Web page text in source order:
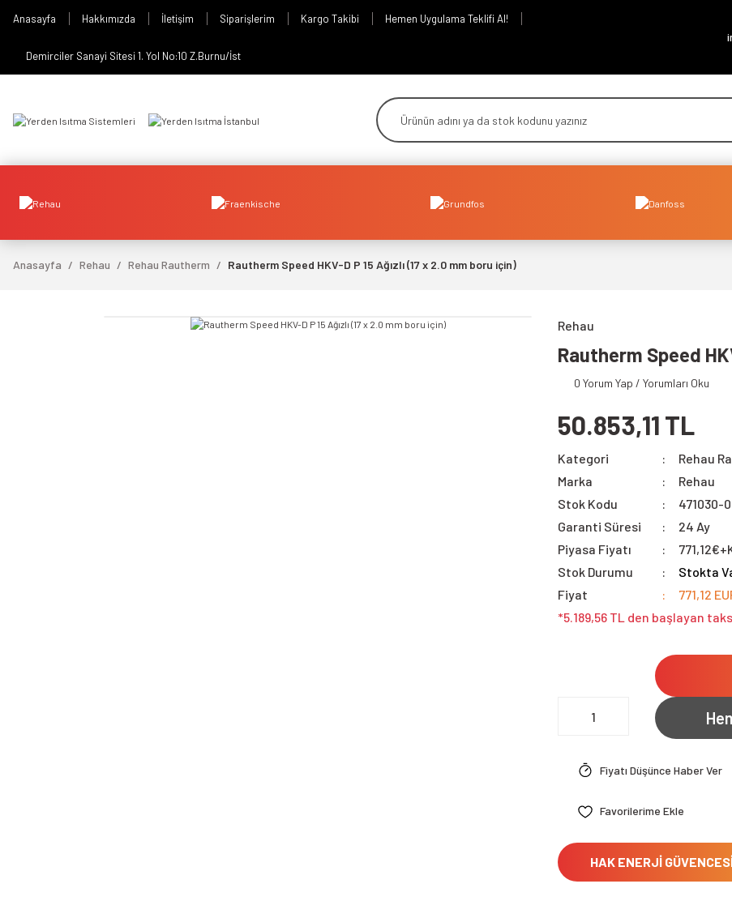
Anasayfa Hakkımızda İletişim Siparişlerim Kargo Takibi Hemen Uygulama Teklifi Al!
Demirciler Sanayi Sitesi 1. Yol No:10 Z.Burnu/İst
Anasayfa Rehau Rehau Rautherm Rautherm Speed HKV-D P 15 Ağızlı (17 x 2.0 mm boru için)
Rehau
Rautherm Speed
0 Yorum Yap / Yorumları Oku
50.853,11 TL
Kategori
Rehau
Marka
Rehau
Stok Kodu
471030-
Garanti Süresi
24 Ay
Piyasa Fiyatı
Stok Durumu
Stokta
Fiyat
771,12
*5.189,56 TL den başlayan
Fiyatı Düşünce Haber Ver
HAK ENERJİ